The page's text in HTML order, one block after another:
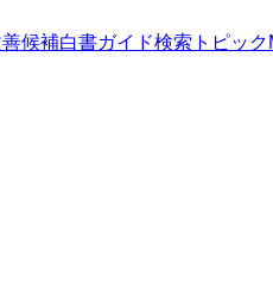
候補白書ガイド検索トピック